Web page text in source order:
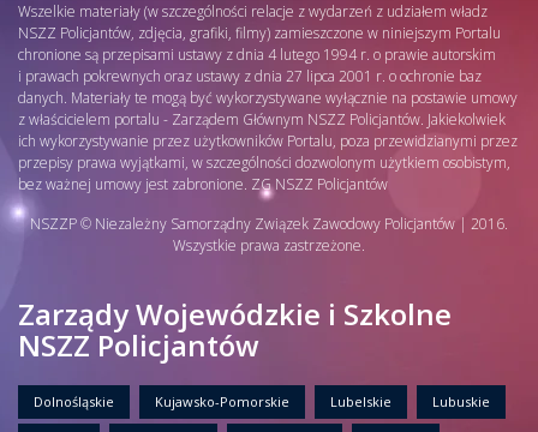
Wszelkie materiały (w szczególności relacje z wydarzeń z udziałem władz
NSZZ Policjantów, zdjęcia, grafiki, filmy) zamieszczone w niniejszym Portalu
chronione są przepisami ustawy z dnia 4 lutego 1994 r. o prawie autorskim
i prawach pokrewnych oraz ustawy z dnia 27 lipca 2001 r. o ochronie baz
danych. Materiały te mogą być wykorzystywane wyłącznie na postawie umowy
z właścicielem portalu - Zarządem Głównym NSZZ Policjantów. Jakiekolwiek
ich wykorzystywanie przez użytkowników Portalu, poza przewidzianymi przez
przepisy prawa wyjątkami, w szczególności dozwolonym użytkiem osobistym,
bez ważnej umowy jest zabronione. ZG NSZZ Policjantów
NSZZP © Niezależny Samorządny Związek Zawodowy Policjantów | 2016.
Wszystkie prawa zastrzeżone.
Zarządy Wojewódzkie i Szkolne
NSZZ Policjantów
Dolnośląskie Kujawsko-Pomorskie Lubelskie Lubuskie